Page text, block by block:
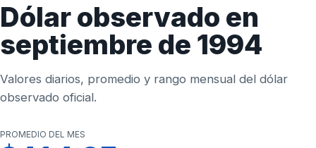
Dólar observado en
septiembre de 1994
Valores diarios, promedio y rango mensual del dólar
observado oficial.
PROMEDIO DEL MES